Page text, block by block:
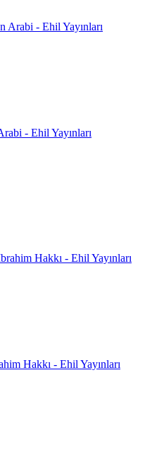
- Ehil Yayınları
Hakkı - Ehil Yayınları